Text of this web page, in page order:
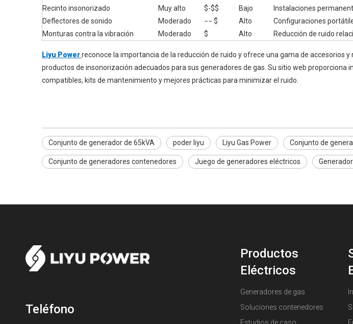
Recinto insonorizado
Muy alto $-$$ Bajo
Instalaciones
Deflectores de sonido
Moderado −− $ Alto
Configuraciones
Monturas contra la vibración
Moderado $ Alto Reducción de ruido
Liyu Powerreconoce la importancia de la reducción de ruido y ofrece una gama de accesorios
productos de insonorización adecuados para sus generadores de gas. Su sitio web proporciona
compatibles, kits de mantenimiento y mejores prácticas para minimizar el ruido.
Conjunto de generador de 65kVA poder liyu Liyu Gas Power Conjunto de
Conjunto de generadores contenedores Juego de generadores eléctricos
Teléfono
Productos
Eléctricos
Generadores de gas
Soluciones contenedores